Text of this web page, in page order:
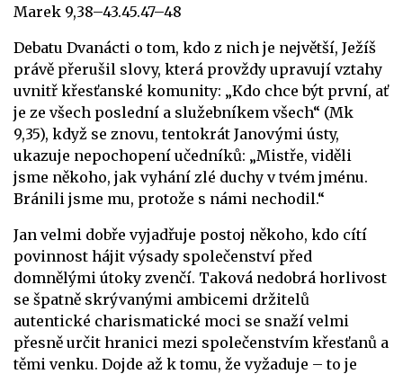
Marek 9,38–43.45.47–48
Debatu Dvanácti o tom, kdo z nich je největší, Ježíš
právě přerušil slovy, která provždy upravují vztahy
uvnitř křesťanské komunity: „Kdo chce být první, ať
je ze všech poslední a služebníkem všech“ (Mk
9,35), když se znovu, tentokrát Janovými ústy,
ukazuje nepochopení učedníků: „Mistře, viděli
jsme někoho, jak vyhání zlé duchy v tvém jménu.
Bránili jsme mu, protože s námi nechodil.“
Jan velmi dobře vyjadřuje postoj někoho, kdo cítí
povinnost hájit výsady společenství před
domnělými útoky zvenčí. Taková nedobrá horlivost
se špatně skrývanými ambicemi držitelů
autentické charismatické moci se snaží velmi
přesně určit hranici mezi společenstvím křesťanů a
těmi venku. Dojde až k tomu, že vyžaduje – to je